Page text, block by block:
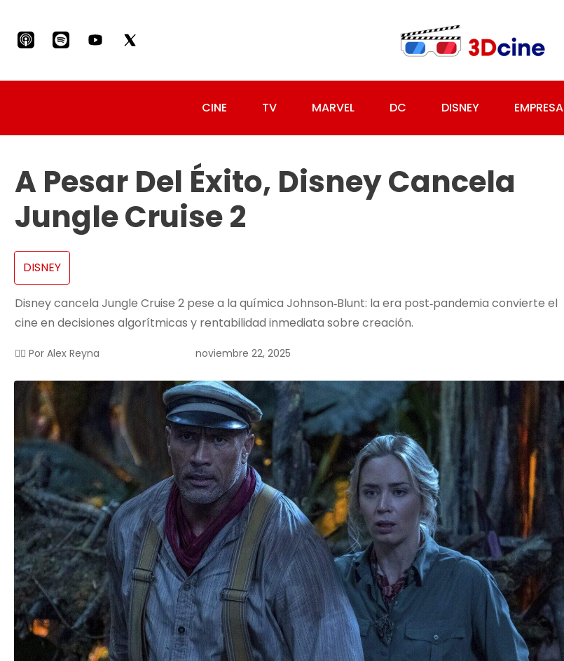
CINE TV MARVEL DC DISNEY EMPRESA
A Pesar Del Éxito, Disney Cancela
Jungle Cruise 2
DISNEY
Disney cancela Jungle Cruise 2 pese a la química Johnson‑Blunt: la era post‑pandemia convierte el
cine en decisiones algorítmicas y rentabilidad inmediata sobre creación.
✍🏻 Por Alex Reyna noviembre 22, 2025